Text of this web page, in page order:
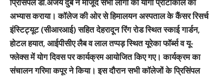
अभ्यास कराया। कॉलेज की ओर से हिमालयन अस्पताल के कैंसर रिसर्च
इंस्टिट्यूट (सीआरआई) सहित देहरादून रिंग रोड स्थित स्काई गार्डन,
होटल हयात, आईपीसीए लैब व लाल तप्पड़ स्थित यूरेका फॉर्ब्स व यू-
फ्लेक्स में योग दिवस पर कार्यक्रम आयोजित किए गए। कार्यक्रम का
संचालन गरिमा कपूर ने किया। इस दौरान सभी कॉलेजों के प्रिसिंपल